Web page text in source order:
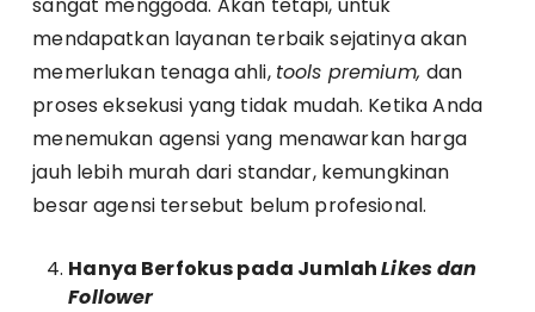
mendapatkan layanan terbaik sejatinya akan
memerlukan tenaga ahli, tools premium,dan
proses eksekusi yang tidak mudah. Ketika Anda
menemukan agensi yang menawarkan harga
jauh lebih murah dari standar, kemungkinan
besar agensi tersebut belum profesional.
Hanya Berfokus pada JumlahLikes dan
Follower